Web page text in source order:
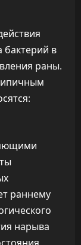
бактерий в
раны.
раннему
нарыва